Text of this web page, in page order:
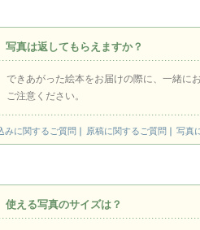
写真は返してもらえますか？
できあがった絵本をお届けの際に、一緒に
ご注意ください。
みに関するご質問 原稿に関するご質問 写真
使える写真のサイズは？